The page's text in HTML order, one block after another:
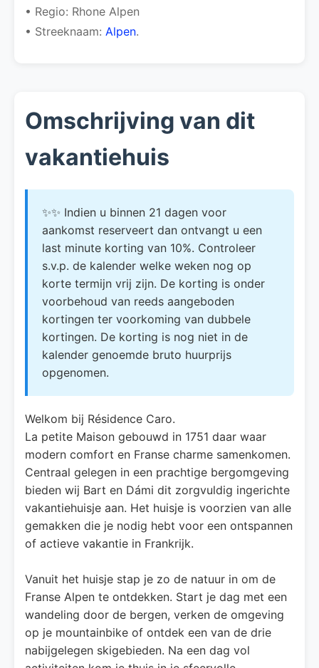
• Regio: Rhone Alpen
• Streeknaam: Alpen.
Omschrijving van dit
vakantiehuis
✨✨ Indien u binnen 21 dagen voor
aankomst reserveert dan ontvangt u een
last minute korting van 10%. Controleer
s.v.p. de kalender welke weken nog op
korte termijn vrij zijn. De korting is onder
voorbehoud van reeds aangeboden
kortingen ter voorkoming van dubbele
kortingen. De korting is nog niet in de
kalender genoemde bruto huurprijs
opgenomen.
Welkom bij Résidence Caro.
La petite Maison gebouwd in 1751 daar waar
modern comfort en Franse charme samenkomen.
Centraal gelegen in een prachtige bergomgeving
bieden wij Bart en Dámi dit zorgvuldig ingerichte
vakantiehuisje aan. Het huisje is voorzien van alle
gemakken die je nodig hebt voor een ontspannen
of actieve vakantie in Frankrijk.
Vanuit het huisje stap je zo de natuur in om de
Franse Alpen te ontdekken. Start je dag met een
wandeling door de bergen, verken de omgeving
op je mountainbike of ontdek een van de drie
nabijgelegen skigebieden. Na een dag vol